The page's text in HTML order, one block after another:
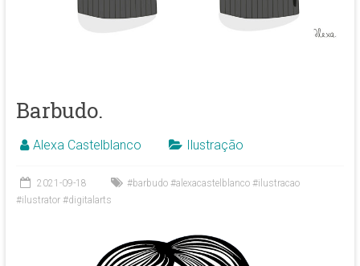
Barbudo.
Alexa Castelblanco Ilustração
2021-09-18
#barbudo #alexacastelblanco #ilustracao
#ilustrator #digitalarts